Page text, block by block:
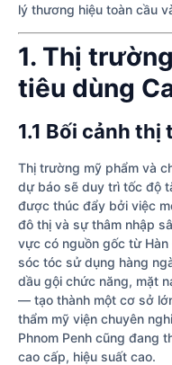
lý thương hiệu toàn cầu
1. Thị
tiêu dùng
1.1 Bối cảnh
Thị trường mỹ phẩm và
dự báo sẽ duy trì tốc độ
được thúc đẩy bởi việc
đô thị và sự thâm nhập
vực có nguồn gốc từ Hàn
sóc tóc sử dụng hàng
dầu gội chức năng, mặt
— tạo thành một cơ sở
thẩm mỹ viện chuyên
Phnom Penh cũng đang
cao cấp, hiệu suất cao.